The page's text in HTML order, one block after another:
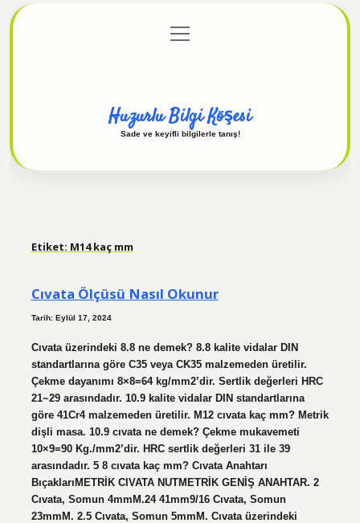
Gizlilik Politikası
menüyü
aç
Huzurlu Bilgi Köşesi
Sade ve keyifli bilgilerle tanış!
Etiket: M14 kaç mm
Cıvata Ölçüsü Nasıl Okunur
Tarih: Eylül 17, 2024
Cıvata üzerindeki 8.8 ne demek? 8.8 kalite vidalar DIN
standartlarına göre C35 veya CK35 malzemeden üretilir.
Çekme dayanımı 8×8=64 kg/mm2’dir. Sertlik değerleri HRC
21~29 arasındadır. 10.9 kalite vidalar DIN standartlarına
göre 41Cr4 malzemeden üretilir. M12 cıvata kaç mm? Metrik
dişli masa. 10.9 cıvata ne demek? Çekme mukavemeti
10×9=90 Kg./mm2’dir. HRC sertlik değerleri 31 ile 39
arasındadır. 5 8 cıvata kaç mm? Cıvata Anahtarı
BıçaklarıMETRİK CIVATA NUTMETRİK GENİŞ ANAHTAR. 2
Cıvata, Somun 4mmM.24 41mm9/16 Cıvata, Somun
23mmM. 2.5 Cıvata, Somun 5mmM. Cıvata üzerindeki